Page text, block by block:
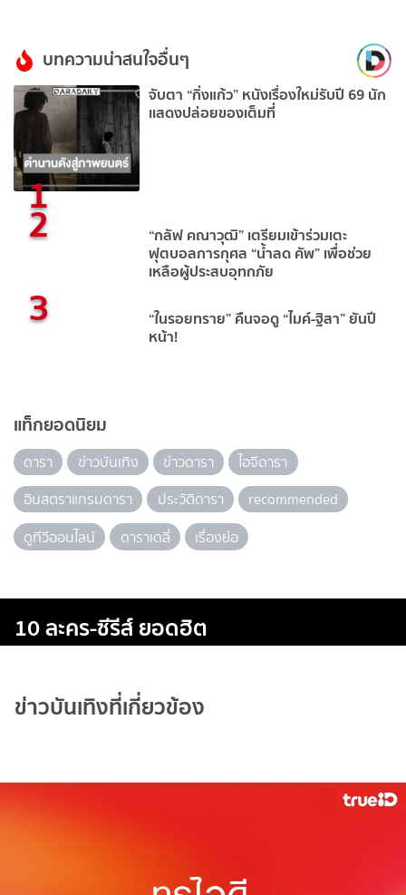
บทความน่าสนใจอื่นๆ
1
จับตา “กิ่งแก้ว” หนังเรื่องใหม่รับปี 69 นัก
เเสดงปล่อยของเต็มที่
2 “กลัฟ คณาวุฒิ” เตรียมเข้าร่วมเตะ
ฟุตบอลการกุศล “น้ำลด คัพ” เพื่อช่วย
เหลือผู้ประสบอุทกภัย
3 “ในรอยทราย” คืนจอดู “ไมค์-ฐิสา” ยันปี
หน้า!
แท็กยอดนิยม
ดารา ข่าวบันเทิง ข่าวดารา
ไอจีดารา
อินสตราแกรมดารา
ประวัติดารา
recommended
ดูทีวีออนไลน์
ดาราเดลี่ เรื่องย่อ
10 ละคร-ซีรีส์ ยอดฮิต
ข่าวบันเทิงที่เกี่ยวข้อง